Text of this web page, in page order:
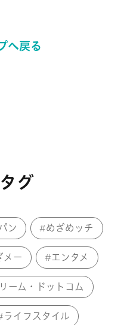
へ戻る
グ
ン めざめッチ
メー エンタメ
ーム・ドットコム
ライフスタイル